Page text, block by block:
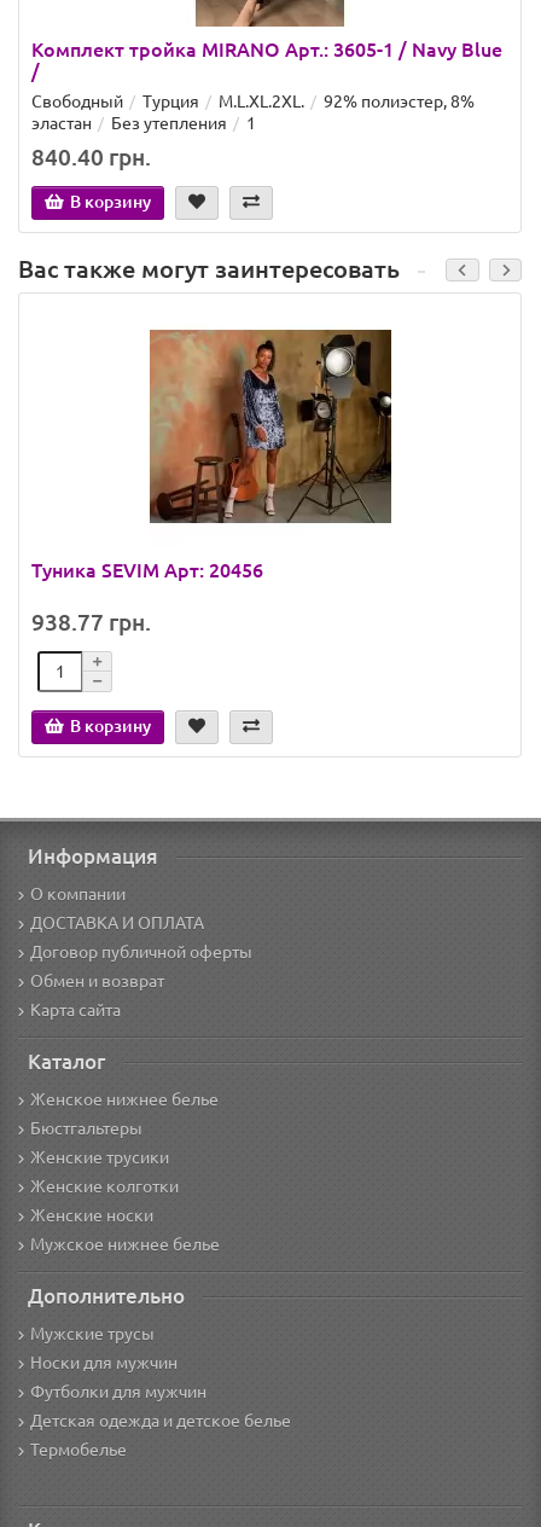
Комплект тройка MIRANO Арт.: 3605-1 / Navy Blue
/
Свободный Турция M.L.XL.2XL.
92% полиэстер, 8%
эластан
Без утепления 1
840.40 грн.
В корзину
Вас также могут заинтересовать
Туника SEVIM Арт: 20456
938.77 грн.
В корзину
Информация
О компании
ДОСТАВКА И ОПЛАТА
Договор публичной оферты
Обмен и возврат
Карта сайта
Каталог
Женское нижнее белье
Бюстгальтеры
Женские трусики
Женские колготки
Женские носки
Мужское нижнее белье
Дополнительно
Мужские трусы
Носки для мужчин
Футболки для мужчин
Детская одежда и детское белье
Термобелье